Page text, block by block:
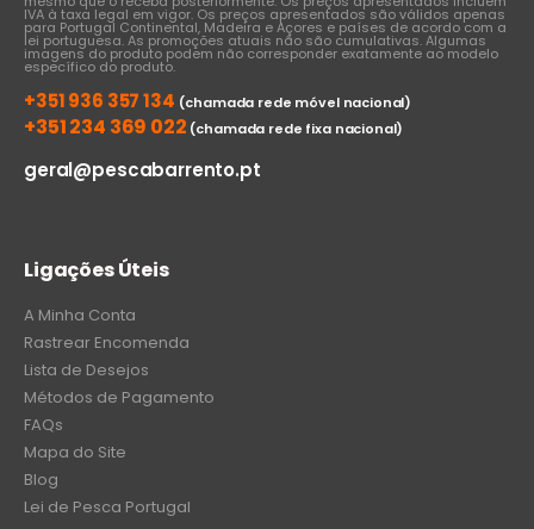
IVA à taxa legal em vigor. Os preços apresentados são válidos apenas
para Portugal Continental, Madeira e Açores e países de acordo com a
lei portuguesa. As promoções atuais não são cumulativas. Algumas
imagens do produto podem não corresponder exatamente ao modelo
específico do produto.
+351 936 357 134 (chamada rede móvel nacional)
+351 234 369 022 (chamada rede fixa nacional)
geral@pescabarrento.pt
Ligações Úteis
A Minha Conta
Rastrear Encomenda
Lista de Desejos
Métodos de Pagamento
FAQs
Mapa do Site
Blog
Lei de Pesca Portugal